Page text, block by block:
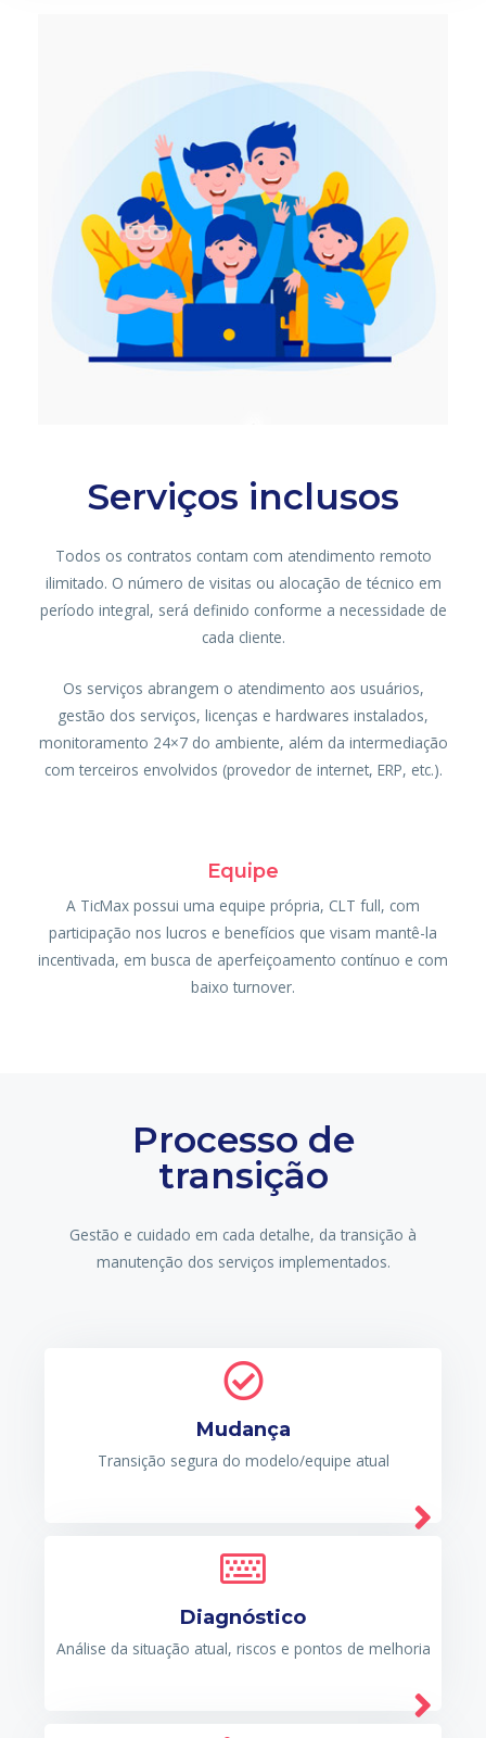
Serviços inclusos
Todos os contratos contam com atendimento remoto
ilimitado. O número de visitas ou alocação de técnico em
período integral, será definido conforme a necessidade de
cada cliente.
Os serviços abrangem o atendimento aos usuários,
gestão dos serviços, licenças e hardwares instalados,
monitoramento 24×7 do ambiente, além da intermediação
com terceiros envolvidos (provedor de internet, ERP, etc.).
Equipe
A TicMax possui uma equipe própria, CLT full, com
participação nos lucros e benefícios que visam mantê-la
incentivada, em busca de aperfeiçoamento contínuo e com
baixo turnover.
Processo de
transição
Gestão e cuidado em cada detalhe, da transição à
manutenção dos serviços implementados.
Mudança
Transição segura do modelo/equipe atual
Diagnóstico
Análise da situação atual, riscos e pontos de melhoria